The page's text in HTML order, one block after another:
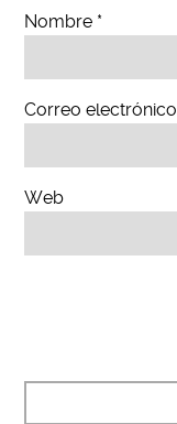
Nombre *
Correo electrónico
Web